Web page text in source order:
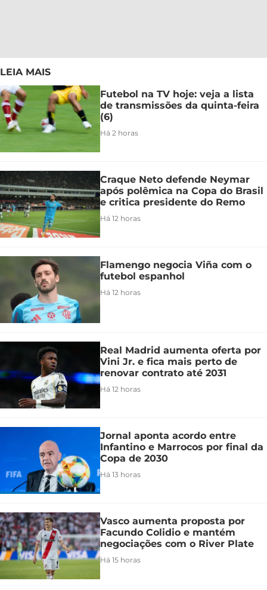
LEIA MAIS
Futebol na TV hoje: veja a lista
de transmissões da quinta-feira
(6)
Há 2 horas
Craque Neto defende Neymar
após polêmica na Copa do Brasil
e critica presidente do Remo
Há 12 horas
Flamengo negocia Viña com o
futebol espanhol
Há 12 horas
Real Madrid aumenta oferta por
Vini Jr. e fica mais perto de
renovar contrato até 2031
Há 12 horas
Jornal aponta acordo entre
Infantino e Marrocos por final da
Copa de 2030
Há 13 horas
Vasco aumenta proposta por
Facundo Colidio e mantém
negociações com o River Plate
Há 15 horas